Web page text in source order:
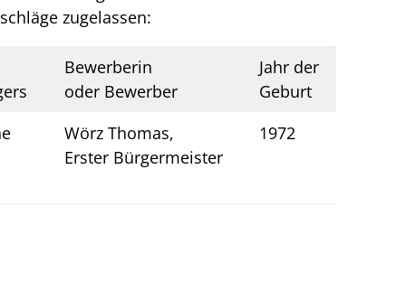
zugelassen:
Bewerberin
oder Bewerber
Jahr der
Geburt
Wörz Thomas,
Erster Bürgermeister
1972